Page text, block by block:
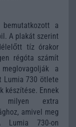
a
A plakát szerint
tíz órakor
régóta számít
a
Lumia 730 ötlete
készítése. Ennek
milyen extra
amivel meg
730-on